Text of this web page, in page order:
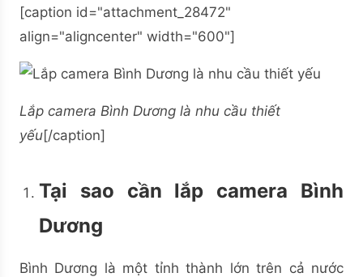
[caption id="attachment_28472"
align="aligncenter" width="600"]
Lắp camera Bình Dương là nhu cầu thiết
yếu[/caption]
Tại sao cần lắp camera Bình
Dương
Bình Dương là một tỉnh thành lớn trên cả nước